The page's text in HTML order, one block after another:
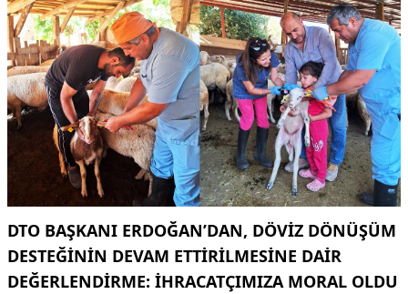
DTO BAŞKANI ERDOĞAN’DAN, DÖVIZ DÖNÜŞÜM
DESTEĞININ DEVAM ETTIRILMESINE DAIR
DEĞERLENDIRME: İHRACATÇIMIZA MORAL OLDU